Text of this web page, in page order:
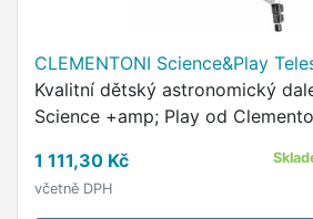
CLEMENTONI Science&Play
Kvalitní dětský astronomický
Science +amp; Play od
1 111,30 Kč
včetně DPH